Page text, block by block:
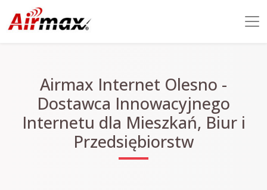
Airmax Internet Olesno -
Dostawca Innowacyjnego
Internetu dla Mieszkań, Biur i
Przedsiębiorstw